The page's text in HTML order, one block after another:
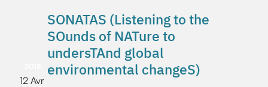
12 Avr
SONATAS (Listening to the
SOunds of NATure to
undersTAnd global
environmental changeS)